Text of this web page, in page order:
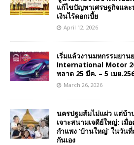
แก้ไขปัญหาเศรษฐกิจแล
เงินไร้ดอกเบี้ย
April 12, 2026
เริ่มแล้วงานมหกรรมยา
International Motor
พลาด 25 มีค. – 5 เมย
March 26, 2026
นครปฐมส้มไม่แผ่ว แต่บ้
เจาะสนามเจดีย์ใหญ่: เมื่
กำแพง ‘บ้านใหญ่’ ในวัน
กันเอง